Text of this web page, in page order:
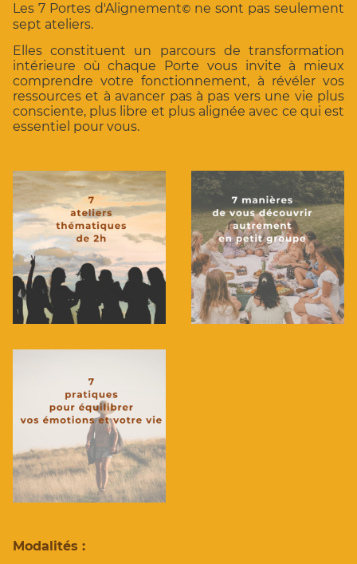
Les 7 Portes d'Alignement© ne sont pas seulement
sept ateliers.
Elles constituent un parcours de transformation
intérieure où chaque Porte vous invite à mieux
comprendre votre fonctionnement, à révéler vos
ressources et à avancer pas à pas vers une vie plus
consciente, plus libre et plus alignée avec ce qui est
essentiel pour vous.
Modalités :